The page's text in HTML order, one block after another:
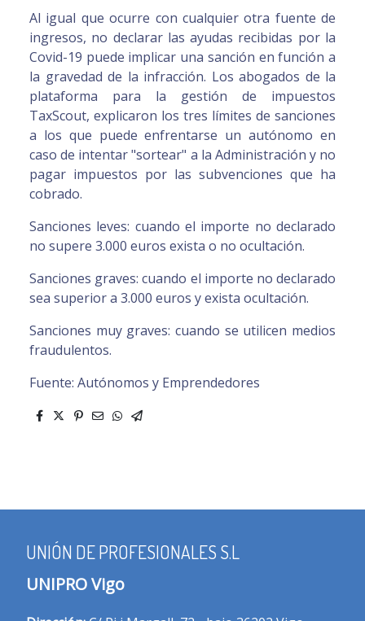
Al igual que ocurre con cualquier otra fuente de
ingresos, no declarar las ayudas recibidas por la
Covid-19 puede implicar una sanción en función a
la gravedad de la infracción. Los abogados de la
plataforma para la gestión de impuestos
TaxScout, explicaron los tres límites de sanciones
a los que puede enfrentarse un autónomo en
caso de intentar "sortear" a la Administración y no
pagar impuestos por las subvenciones que ha
cobrado.
Sanciones leves: cuando el importe no declarado
no supere 3.000 euros exista o no ocultación.
Sanciones graves: cuando el importe no declarado
sea superior a 3.000 euros y exista ocultación.
Sanciones muy graves: cuando se utilicen medios
fraudulentos.
Fuente: Autónomos y Emprendedores
UNIÓN DE PROFESIONALES S.L
UNIPRO Vigo